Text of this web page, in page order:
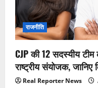
राजनीति
CJP की 12 सदस्यीय
राष्ट्रीय संयोजक, जानिए
Real Reporter News